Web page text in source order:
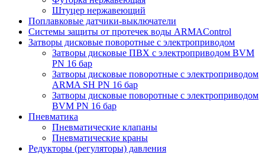
Штуцер нержавеющий
Поплавковые датчики-выключатели
Системы защиты от протечек воды ARMAControl
Затворы дисковые поворотные с электроприводом
Затворы дисковые ПВХ с электроприводом BVM
PN 16 бар
Затворы дисковые поворотные с электроприводом
ARMA SH PN 16 бар
Затворы дисковые поворотные с электроприводом
BVM PN 16 бар
Пневматика
Пневматические клапаны
Пневматические краны
Редукторы (регуляторы) давления